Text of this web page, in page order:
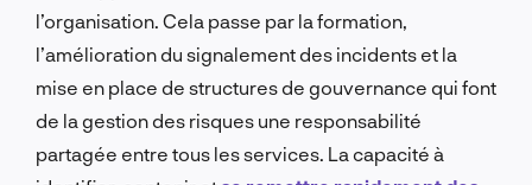
l’organisation. Cela passe par la formation,
l’amélioration du signalement des incidents et la
mise en place de structures de gouvernance qui font
de la gestion des risques une responsabilité
partagée entre tous les services. La capacité à